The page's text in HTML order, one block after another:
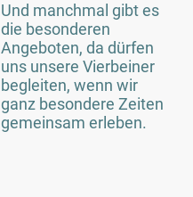
Und manchmal gibt es
die besonderen
Angeboten, da dürfen
uns unsere Vierbeiner
begleiten, wenn wir
ganz besondere Zeiten
gemeinsam erleben.